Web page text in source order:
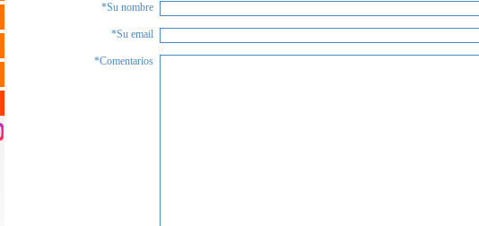
*Su nombre
*Su email
*Comentarios